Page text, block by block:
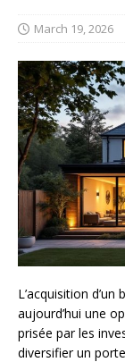
March 19, 2026
L’acquisition
aujourd’hui une
prisée par les
diversifier un